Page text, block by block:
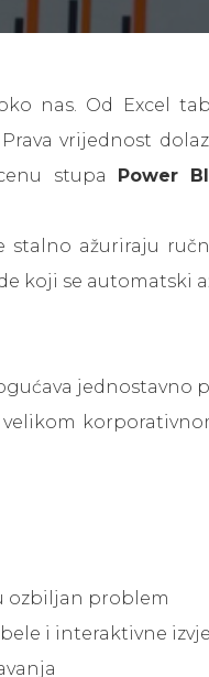
nas. Od Excel
vrijednost
stupa Power BI
ažuriraju
koji se automatski
jednostavno
ozbiljan problem
i interaktivne